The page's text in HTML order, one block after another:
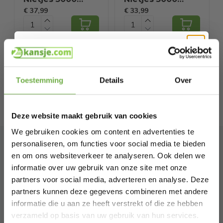
Toestemming Details Over
Deze website maakt gebruik van cookies
We gebruiken cookies om content en advertenties te
personaliseren, om functies voor social media te bieden
en om ons websiteverkeer te analyseren. Ook delen we
informatie over uw gebruik van onze site met onze
partners voor social media, adverteren en analyse. Deze
partners kunnen deze gegevens combineren met andere
informatie die u aan ze heeft verstrekt of die ze hebben
verzameld op basis van uw gebruik van hun services.
stuks - 25mm
Nieten –
€ 37,99
stuks - 12mm
Nieten –
Gegalvaniseerd
€ 33,99
Abonneer je op onze
nieuwsbrief
Blijf op de hoogte van onze laatste acties!
Schrijf je in en ontvang
Bij 2dekansje.com profiteer je van
kortingen tot wel 70%.
Laat ons weten wanneer je jarig bent